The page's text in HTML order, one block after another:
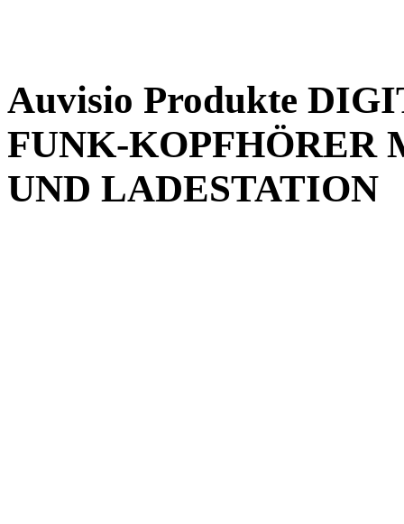
Auvisio Produkte
FUNK-KOPFHÖRER
UND LADESTATION